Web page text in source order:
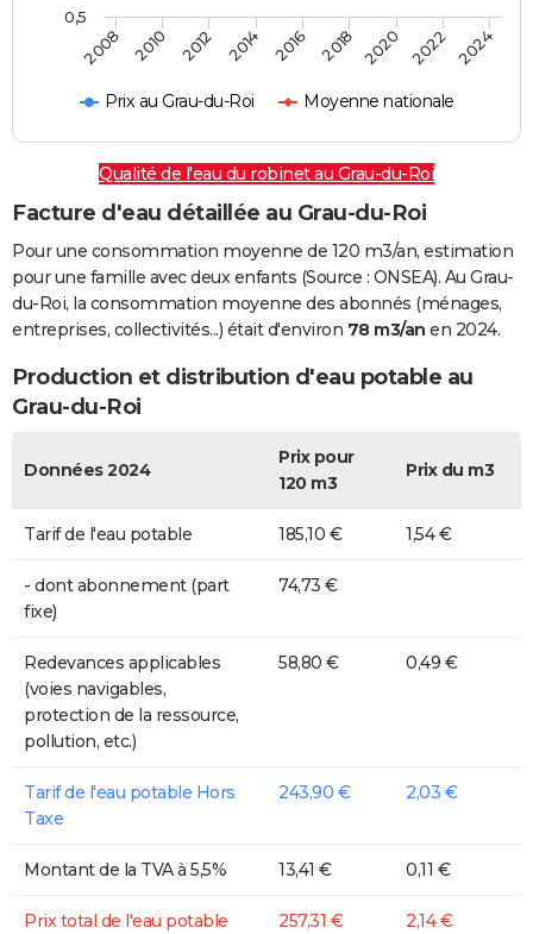
Prix au Grau-du-Roi Moyenne nationale
2008 2010 2012 2014 2016 2018 2020 2022 2024
0,5
Qualité de l'eau du robinet au Grau-du-Roi
Facture d'eau détaillée au Grau-du-Roi
Pour une consommation moyenne de 120 m3/an, estimation
pour une famille avec deux enfants (Source : ONSEA). Au Grau-
du-Roi, la consommation moyenne des abonnés (ménages,
entreprises, collectivités...) était d'environ 78 m3/an en 2024.
Production et distribution d'eau potable au
Grau-du-Roi
Données 2024
Prix pour
120 m3
Prix du m3
Tarif de l'eau potable 185,10 € 1,54 €
- dont abonnement (part
fixe)
74,73 €
Redevances applicables
(voies navigables,
protection de la ressource,
pollution, etc.)
58,80 € 0,49 €
Tarif de l'eau potable Hors
Taxe
243,90 € 2,03 €
Montant de la TVA à 5,5% 13,41 € 0,11 €
Prix total de l'eau potable 257,31 € 2,14 €